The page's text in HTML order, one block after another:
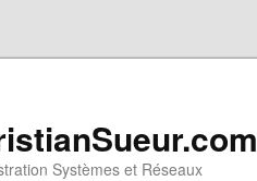
Systèmes et Réseaux